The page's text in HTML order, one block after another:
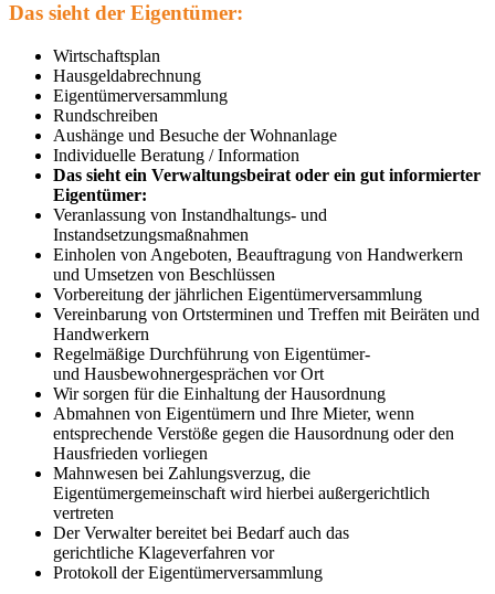
Das sieht der Eigentümer:
Wirtschaftsplan
Hausgeldabrechnung
Eigentümerversammlung
Rundschreiben
Aushänge und Besuche der Wohnanlage
Individuelle Beratung / Information
Das sieht ein Verwaltungsbeirat oder ein gut informierter
Eigentümer:
Veranlassung von Instandhaltungs- und
Instandsetzungsmaßnahmen
Einholen von Angeboten, Beauftragung von Handwerkern
und Umsetzen von Beschlüssen
Vorbereitung der jährlichen Eigentümerversammlung
Vereinbarung von Ortsterminen und Treffen mit Beiräten und
Handwerkern
Regelmäßige Durchführung von Eigentümer-
und Hausbewohnergesprächen vor Ort
Wir sorgen für die Einhaltung der Hausordnung
Abmahnen von Eigentümern und Ihre Mieter, wenn
entsprechende Verstöße gegen die Hausordnung oder den
Hausfrieden vorliegen
Mahnwesen bei Zahlungsverzug, die
Eigentümergemeinschaft wird hierbei außergerichtlich
vertreten
Der Verwalter bereitet bei Bedarf auch das
gerichtliche Klageverfahren vor
Protokoll der Eigentümerversammlung